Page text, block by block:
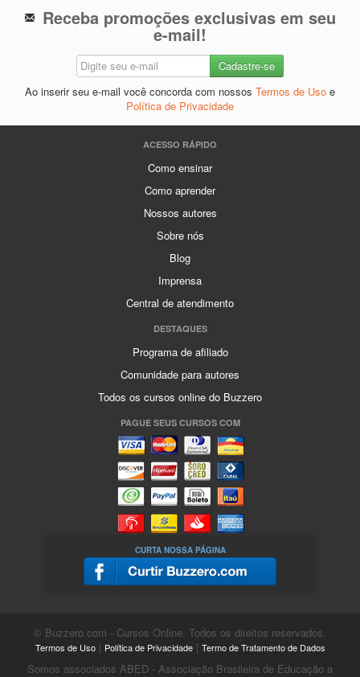
Receba promoções exclusivas em seu
e-mail!
Ao inserir seu e-mail você concorda com nossos Termos de Uso e
Política de Privacidade
ACESSO RÁPIDO
Como ensinar
Como aprender
Nossos autores
Sobre nós
Blog
Imprensa
Central de atendimento
DESTAQUES
Programa de afiliado
Comunidade para autores
Todos os cursos online do Buzzero
PAGUE SEUS CURSOS COM
CURTA NOSSA PÁGINA
© Buzzero.com - Cursos Online. Todos os direitos reservados.
Termos de Uso| Política de Privacidade| Termo de Tratamento de Dados
Somos associados ABED - Associação Brasileira de Educação a